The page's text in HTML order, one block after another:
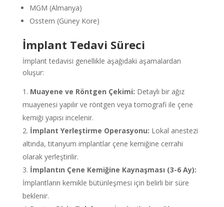
MGM (Almanya)
Osstem (Güney Kore)
İmplant Tedavi Süreci
İmplant tedavisi genellikle aşağıdaki aşamalardan
oluşur:
Muayene ve Röntgen Çekimi: Detaylı bir ağız
muayenesi yapılır ve röntgen veya tomografi ile çene
kemiği yapısı incelenir.
İmplant Yerleştirme Operasyonu: Lokal anestezi
altında, titanyum implantlar çene kemiğine cerrahi
olarak yerleştirilir.
İmplantın Çene Kemiğine Kaynaşması (3-6 Ay):
İmplantların kemikle bütünleşmesi için belirli bir süre
beklenir.